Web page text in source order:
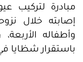
مبادرة لتركيب
إصابته خلال
وأطفاله
باستقرار شظايا